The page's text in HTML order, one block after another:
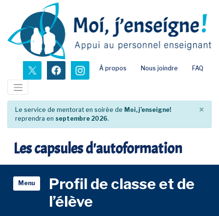
contenu
principal
nouvel ongletnouvel ongletnouvel onglet
À propos Nous joindre FAQ
Le service de mentorat en soirée de Moi, j’enseigne!
reprendra en septembre 2026.
×
Les capsules d'autoformation
Menu
Profil de classe et de
l’élève